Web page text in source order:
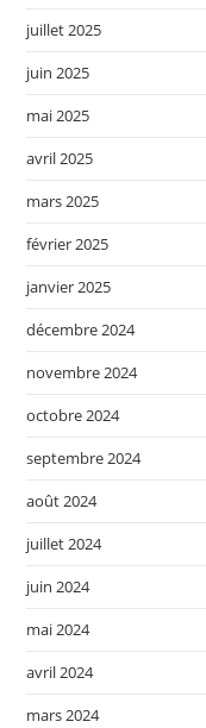
juillet 2025
juin 2025
mai 2025
avril 2025
mars 2025
février 2025
janvier 2025
décembre 2024
novembre 2024
octobre 2024
septembre 2024
août 2024
juillet 2024
juin 2024
mai 2024
avril 2024
mars 2024